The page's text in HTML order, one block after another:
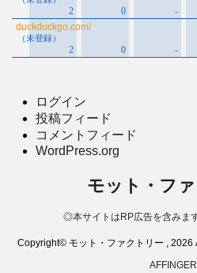
ログイン
投稿フィード
コメントフィード
WordPress.org
モット・フ
◎本サイトはRP広告を含み
Copyright© モット・ファクトリー ,